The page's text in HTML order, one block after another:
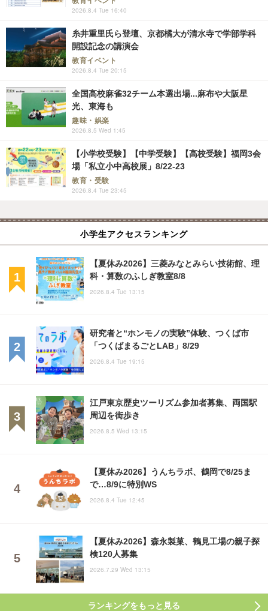
2026.8.4 Tue 16:40
糸井重里氏ら登壇、京都橘大が清水寺で学部学科
開設記念の講演会
教育イベント
2026.8.4 Tue 20:15
全国高校麻雀32チーム本選出場...麻布や大阪星
光、東海も
趣味・娯楽
2026.8.5 Wed 1:45
【小学校受験】【中学受験】【高校受験】福岡3会
場「私立小中高校展」8/22-23
教育・受験
2026.8.4 Tue 23:45
小学生アクセスランキング
【夏休み2026】三菱みなとみらい技術館、理
科・算数のふしぎ教室8/8
2026.8.4 Tue 13:15
研究者と“ホンモノの実験”体験、つくば市
「つくばまるごとLAB」8/29
2026.8.4 Tue 19:15
江戸東京歴史ツーリズム参加者募集、両国駅
周辺を街歩き
2026.8.5 Wed 13:15
【夏休み2026】うんちラボ、鶴岡で8/25ま
で…8/9に特別WS
2026.8.4 Tue 12:45
【夏休み2026】森永製菓、鶴見工場の親子探
検120人募集
2026.7.29 Wed 13:15
ランキングをもっと見る